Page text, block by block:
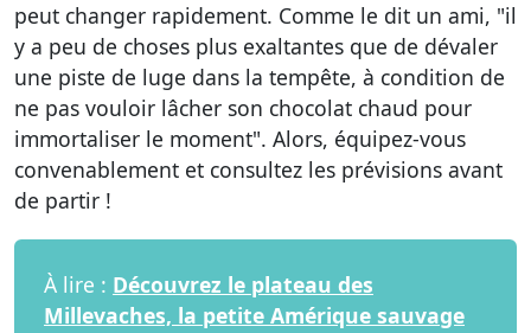
peut changer rapidement. Comme le dit un ami, "il
y a peu de choses plus exaltantes que de dévaler
une piste de luge dans la tempête, à condition de
ne pas vouloir lâcher son chocolat chaud pour
immortaliser le moment". Alors, équipez-vous
convenablement et consultez les prévisions avant
de partir !
À lire : Découvrez le plateau des
Millevaches, la petite Amérique sauvage